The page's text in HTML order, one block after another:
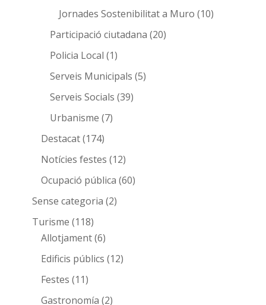
Jornades Sostenibilitat a Muro (10)
Participació ciutadana (20)
Policia Local (1)
Serveis Municipals (5)
Serveis Socials (39)
Urbanisme (7)
Destacat(174)
Notícies festes (12)
Ocupació pública (60)
Sense categoria (2)
Turisme (118)
Allotjament(6)
Edificis públics (12)
Festes (11)
Gastronomía (2)